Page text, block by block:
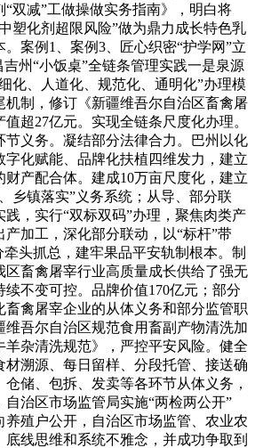
双减”工做操做实务指南》，明白将
塑化剂超限风险”做为鼎力成长特色乳
案例1、案例3、匠心织密“护学网”立
州“小饭桌”全链条管理实践一是泉源
化、人道化、规范化、通明化”办理模
机制，修订《新疆维吾尔自治区畜禽屠
超27亿元。实现全链条尺度化办理。
节义务。凝结部分法律合力。巴州以化
字化赋能、品牌化扶植四维发力，建立
财产配合体。建成10万亩尺度化，建立
乡镇落实”义务系统；从导、部分联
，实行“双标双码”办理，聚焦肉类产
加工，深化部分联动，以“标杆”带
头抓总，建牢果品平安轨制根本。制
区畜禽屠宰行业高质量成长供给了强无
不变可控。品牌价值170亿元；部分
畜禽屠宰企业的从体义务和部分监管职
维吾尔自治区规范食用畜副产物清洗加
羊杂清洗规范》，严控平安风险。健全
材溯源、每日留样、分段托管、接送确
储、包拆、发卖等各环节从体义务，
治区市场监管局实施“两检两公开”
养殖户公开，自治区市场监管、农业农
线思维和系统不雅念，并成功争取到